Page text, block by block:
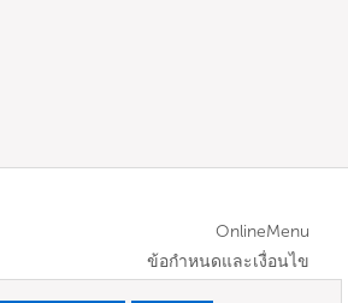
OnlineMenu
ข้อกำหนดและเงื่อนไข